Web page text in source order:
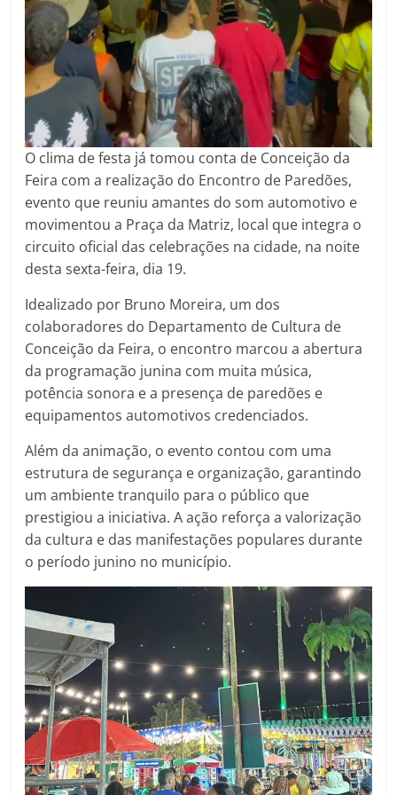
O clima de festa já tomou conta de Conceição da
Feira com a realização do Encontro de Paredões,
evento que reuniu amantes do som automotivo e
movimentou a Praça da Matriz, local que integra o
circuito oficial das celebrações na cidade, na noite
desta sexta-feira, dia 19.
Idealizado por Bruno Moreira, um dos
colaboradores do Departamento de Cultura de
Conceição da Feira, o encontro marcou a abertura
da programação junina com muita música,
potência sonora e a presença de paredões e
equipamentos automotivos credenciados.
Além da animação, o evento contou com uma
estrutura de segurança e organização, garantindo
um ambiente tranquilo para o público que
prestigiou a iniciativa. A ação reforça a valorização
da cultura e das manifestações populares durante
o período junino no município.